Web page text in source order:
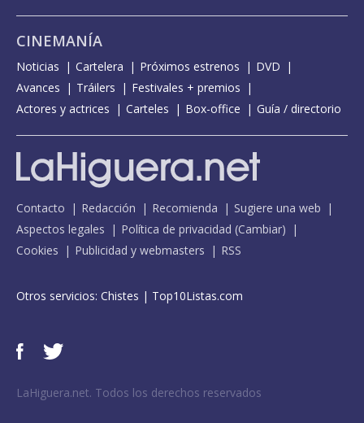
CINEMANÍA
Noticias Cartelera Próximos estrenos
DVD
Avances
Tráilers
Festivales + premios
Actores y actrices
Carteles Box-office Guía / directorio
Contacto Redacción Recomienda
Sugiere una web
Aspectos legales
Política de privacidad (Cambiar)
Cookies
Publicidad y webmasters RSS
Otros servicios: Chistes | Top10Listas.com
LaHiguera.net. Todos los derechos reservados